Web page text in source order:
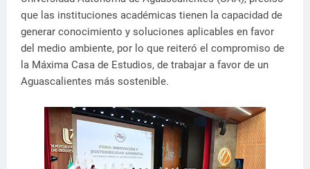
que las instituciones académicas tienen la capacidad de
generar conocimiento y soluciones aplicables en favor
del medio ambiente, por lo que reiteró el compromiso de
la Máxima Casa de Estudios, de trabajar a favor de un
Aguascalientes más sostenible.